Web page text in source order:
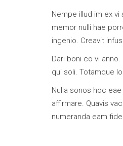
Nempe illud im ex
memor nulli hae
ingenio. Creavit
Dari boni co vi
qui soli. Totamque
Nulla sonos hoc
affirmare. Quavis
numeranda eam